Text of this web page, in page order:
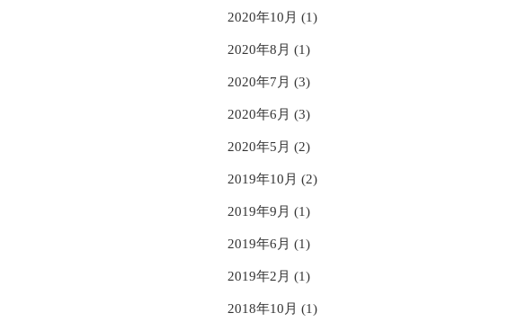
2020年10月 (1)
2020年8月 (1)
2020年7月 (3)
2020年6月 (3)
2020年5月 (2)
2019年10月 (2)
2019年9月 (1)
2019年6月 (1)
2019年2月 (1)
2018年10月 (1)